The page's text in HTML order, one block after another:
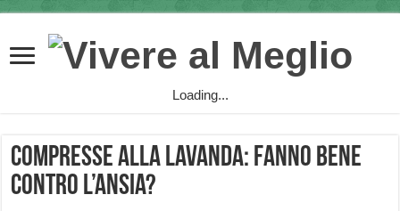
Loading...
Compresse alla lavanda: fanno bene
contro l’ansia?